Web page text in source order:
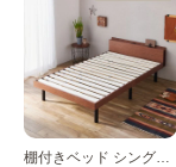
棚付きベッド シングル